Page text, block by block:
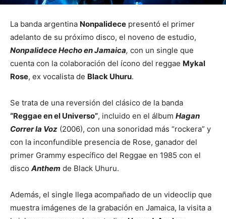
La banda argentina Nonpalidece presentó el primer
adelanto de su próximo disco, el noveno de estudio,
Nonpalidece Hecho en Jamaica, con un single que
cuenta con la colaboración del ícono del reggae Mykal
Rose, ex vocalista de Black Uhuru.
Se trata de una reversión del clásico de la banda
“Reggae en el Universo”, incluido en el álbum Hagan
Correr la Voz (2006), con una sonoridad más “rockera” y
con la inconfundible presencia de Rose, ganador del
primer Grammy específico del Reggae en 1985 con el
disco Anthem de Black Uhuru.
Además, el single llega acompañado de un videoclip que
muestra imágenes de la grabación en Jamaica, la visita a